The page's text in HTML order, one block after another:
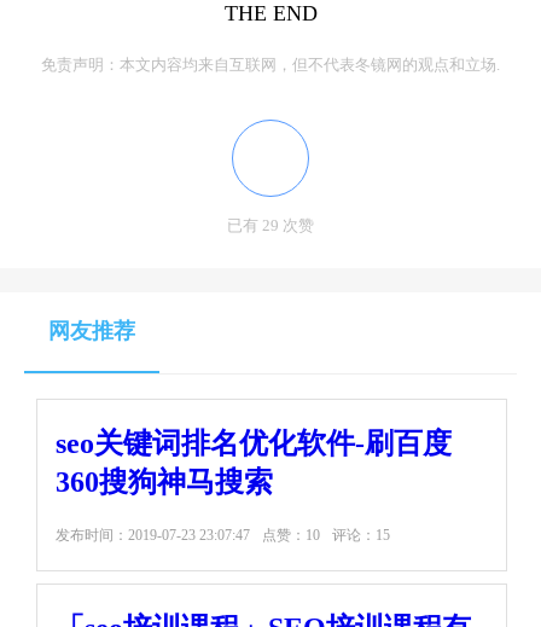
THE END
免责声明：本文内容均来自互联网，但不代表冬镜网的观点和立场.
已有 29 次赞
网友推荐
seo关键词排名优化软件-刷百度
360搜狗神马搜索
发布时间： 2019-07-23 23:07:47 点赞：10 评论：15